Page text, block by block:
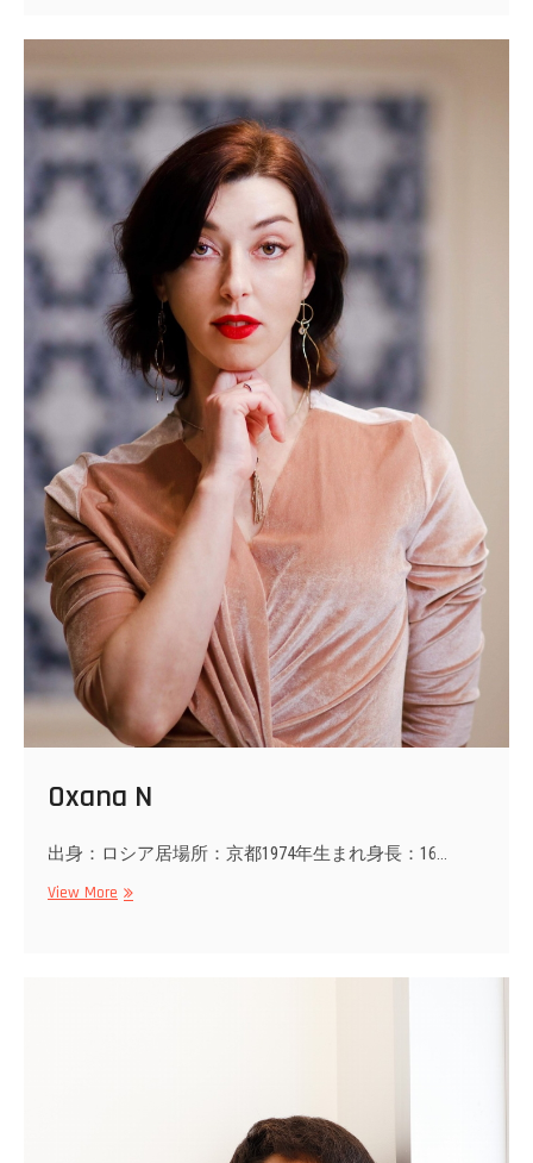
Oxana N
出身：ロシア居場所：京都1974年生まれ身長：16…
View More Oxana